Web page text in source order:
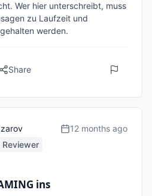
Wer hier unterschreibt, muss
zu Laufzeit und
werden.
Share
Reviewer
12 months ago
ins